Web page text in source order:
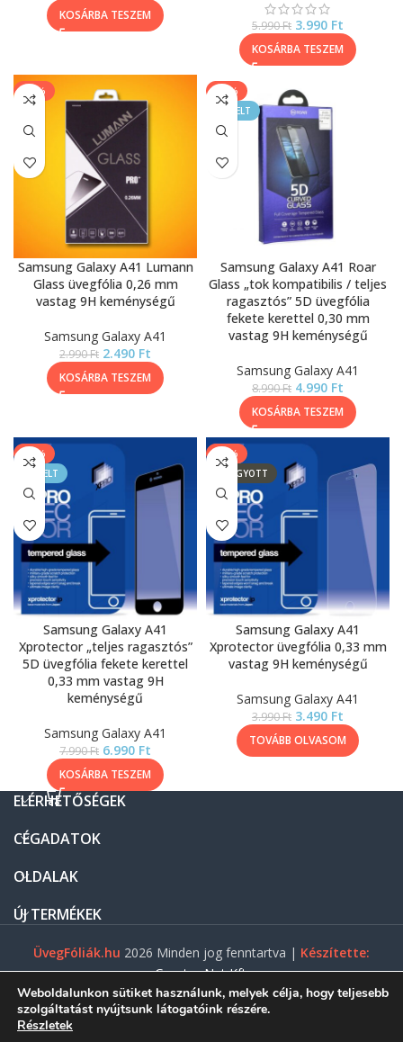
KOSÁRBA TESZEM
5.990Ft 3.990 Ft
KOSÁRBA TESZEM
-17%
Samsung Galaxy A41 Lumann
Glass üvegfólia 0,26 mm
vastag 9H keménységű
Samsung Galaxy A41
2.990Ft 2.490 Ft
KOSÁRBA TESZEM
-44%
KIEMELT
Samsung Galaxy A41 Roar
Glass „tok kompatibilis / teljes
ragasztós” 5D üvegfólia
fekete kerettel 0,30 mm
vastag 9H keménységű
Samsung Galaxy A41
8.990Ft 4.990 Ft
KOSÁRBA TESZEM
-13%
KIEMELT
Samsung Galaxy A41
Xprotector „teljes ragasztós”
5D üvegfólia fekete kerettel
0,33 mm vastag 9H
keménységű
Samsung Galaxy A41
7.990Ft 6.990 Ft
KOSÁRBA TESZEM
-13%
ELFOGYOTT
Samsung Galaxy A41
Xprotector üvegfólia 0,33 mm
vastag 9H keménységű
Samsung Galaxy A41
3.990Ft 3.490 Ft
TOVÁBB OLVASOM
ELÉRHETŐSÉGEK
CÉGADATOK
OLDALAK
ÚJ TERMÉKEK
ÜvegFóliák.hu 2026 Minden jog fenntartva | Készítette:
Gasztro Net Kft.
Weboldalunkon sütiket használunk, melyek célja, hogy teljesebb
szolgáltatást nyújtsunk látogatóink részére.
Részletek